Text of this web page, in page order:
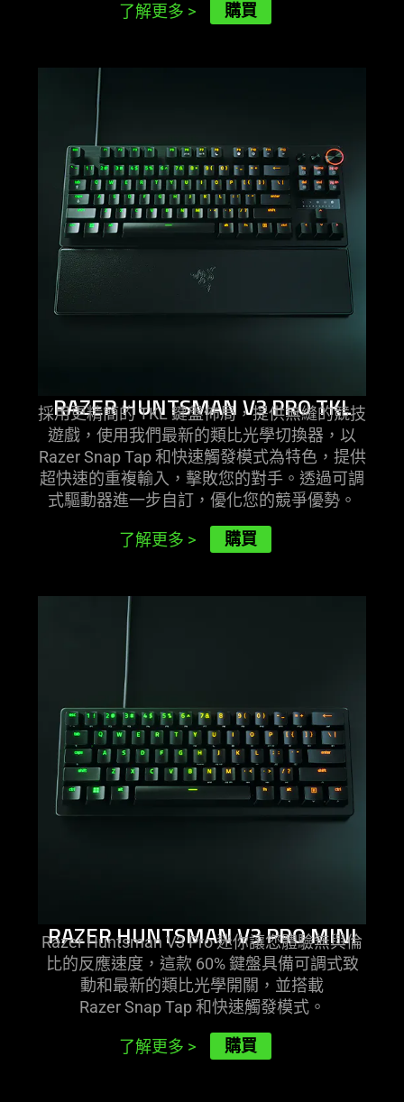
了解更多 > 購買
RAZER HUNTSMAN V3 PRO TKL
採用更精簡的 TKL 鍵盤佈局，提供無縫的競技
遊戲，使用我們最新的類比光學切換器，以
Razer Snap Tap 和快速觸發模式為特色，提供
超快速的重複輸入，擊敗您的對手。透過可調
式驅動器進一步自訂，優化您的競爭優勢 。
了解更多 > 購買
RAZER HUNTSMAN V3 PRO MINI
Razer Huntsman V3 Pro 迷你讓您體驗無與倫
比的反應速度，這款 60% 鍵盤具備可調式致
動和最新的類比光學開關，並搭載
Razer Snap Tap 和快速觸發模式。
了解更多 > 購買